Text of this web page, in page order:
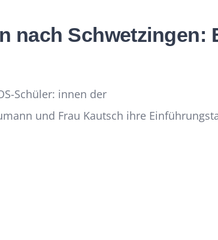
nach Schwetzingen:
Schüler: innen der
und Frau Kautsch ihre